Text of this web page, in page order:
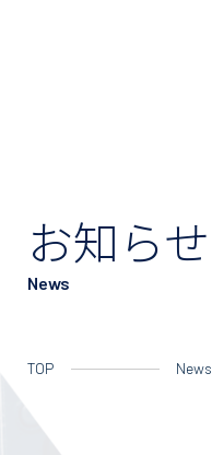
お知らせ
News
TOP News